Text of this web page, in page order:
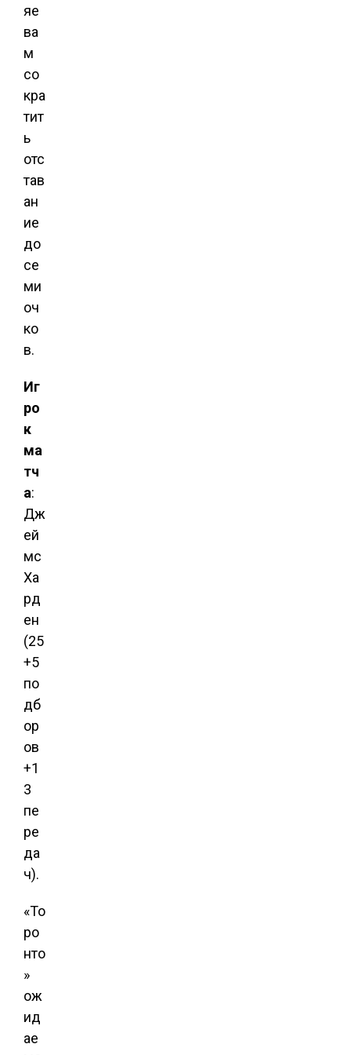
яе
ва
м
со
кра
тит
ь
отс
тав
ан
ие
до
се
ми
оч
ко
в.
Иг
ро
к
ма
тч
а:
Дж
ей
мс
Ха
рд
ен
(25
+5
по
дб
ор
ов
+1
3
пе
ре
да
ч).
«То
ро
нто
»
ож
ид
ае